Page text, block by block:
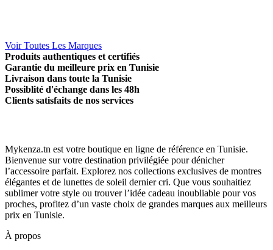
Voir Toutes Les Marques
Produits authentiques et certifiés
Garantie du meilleure prix en Tunisie
Livraison dans toute la Tunisie
Possiblité d'échange dans les 48h
Clients satisfaits de nos services
Mykenza.tn est votre boutique en ligne de référence en Tunisie.
Bienvenue sur votre destination privilégiée pour dénicher
l’accessoire parfait. Explorez nos collections exclusives de montres
élégantes et de lunettes de soleil dernier cri. Que vous souhaitiez
sublimer votre style ou trouver l’idée cadeau inoubliable pour vos
proches, profitez d’un vaste choix de grandes marques aux meilleurs
prix en Tunisie.
À propos